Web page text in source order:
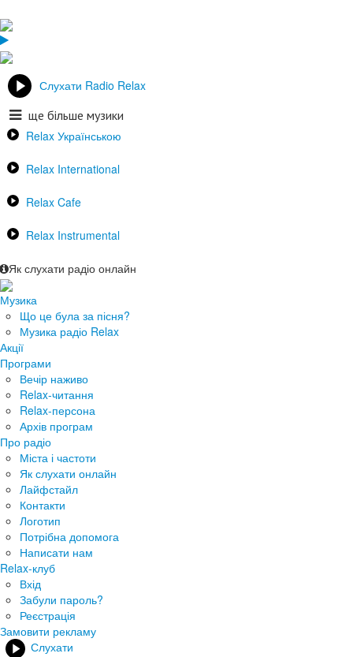
Слухати Radio Relax
ще більше музики
Relax Українською
Relax International
Relax Cafe
Relax Instrumental
Як слухати радіо онлайн
Музика
Що це була за пісня?
Музика радіо Relax
Акції
Програми
Вечір наживо
Relax-читання
Relax-персона
Архів програм
Про радіо
Міста і частоти
Як слухати онлайн
Лайфстайл
Контакти
Логотип
Потрібна допомога
Написати нам
Relax-клуб
Вхід
Забули пароль?
Реєстрація
Замовити рекламу
Слухати